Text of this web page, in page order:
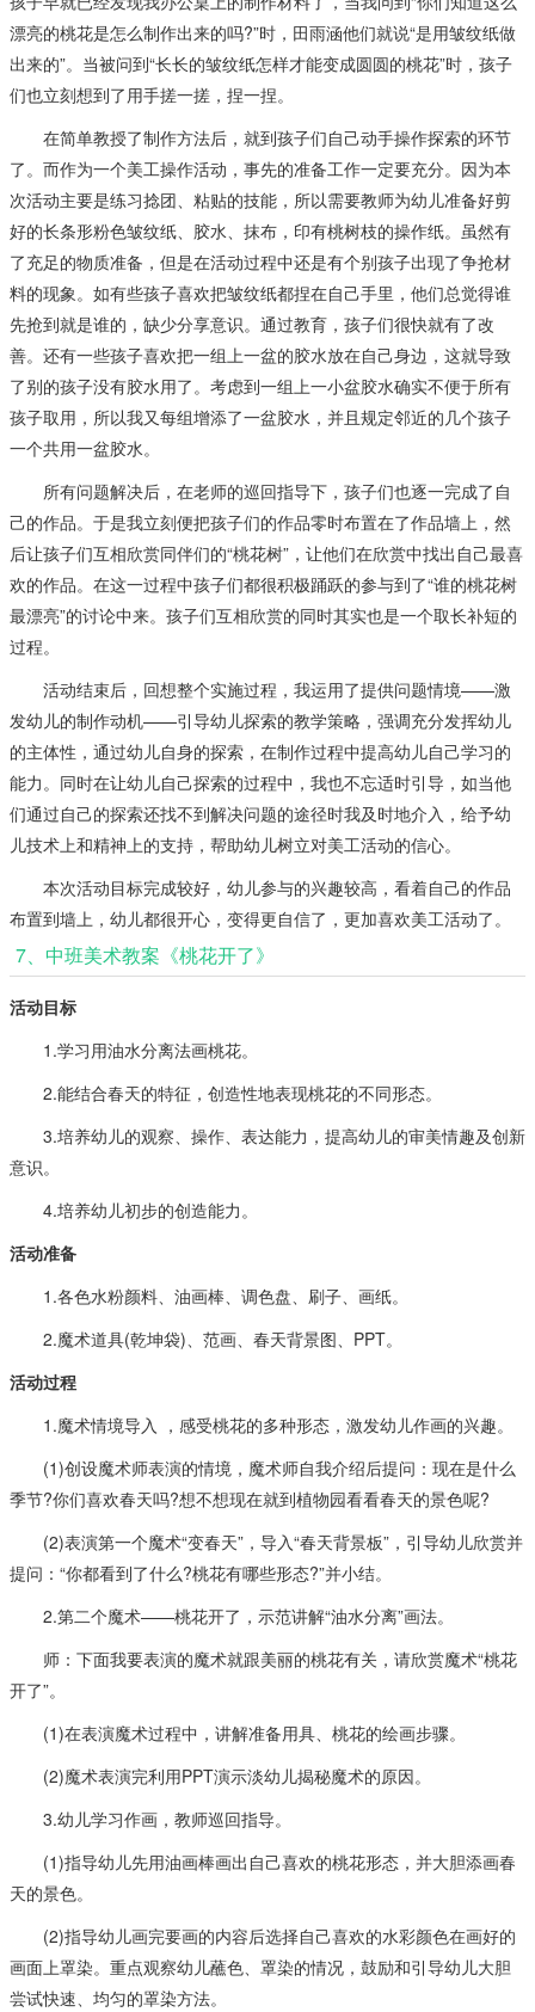
漂亮的桃花是怎么制作出来的吗?”时，田雨涵他们就说“是用皱纹纸做
出来的”。当被问到“长长的皱纹纸怎样才能变成圆圆的桃花”时，孩子
们也立刻想到了用手搓一搓，捏一捏。
在简单教授了制作方法后，就到孩子们自己动手操作探索的环节
了。而作为一个美工操作活动，事先的准备工作一定要充分。因为本
次活动主要是练习捻团、粘贴的技能，所以需要教师为幼儿准备好剪
好的长条形粉色皱纹纸、胶水、抹布，印有桃树枝的操作纸。虽然有
了充足的物质准备，但是在活动过程中还是有个别孩子出现了争抢材
料的现象。如有些孩子喜欢把皱纹纸都捏在自己手里，他们总觉得谁
先抢到就是谁的，缺少分享意识。通过教育，孩子们很快就有了改
善。还有一些孩子喜欢把一组上一盆的胶水放在自己身边，这就导致
了别的孩子没有胶水用了。考虑到一组上一小盆胶水确实不便于所有
孩子取用，所以我又每组增添了一盆胶水，并且规定邻近的几个孩子
一个共用一盆胶水。
所有问题解决后，在老师的巡回指导下，孩子们也逐一完成了自
己的作品。于是我立刻便把孩子们的作品零时布置在了作品墙上，然
后让孩子们互相欣赏同伴们的“桃花树”，让他们在欣赏中找出自己最喜
欢的作品。在这一过程中孩子们都很积极踊跃的参与到了“谁的桃花树
最漂亮”的讨论中来。孩子们互相欣赏的同时其实也是一个取长补短的
过程。
活动结束后，回想整个实施过程，我运用了提供问题情境——激
发幼儿的制作动机——引导幼儿探索的教学策略，强调充分发挥幼儿
的主体性，通过幼儿自身的探索，在制作过程中提高幼儿自己学习的
能力。同时在让幼儿自己探索的过程中，我也不忘适时引导，如当他
们通过自己的探索还找不到解决问题的途径时我及时地介入，给予幼
儿技术上和精神上的支持，帮助幼儿树立对美工活动的信心。
本次活动目标完成较好，幼儿参与的兴趣较高，看着自己的作品
布置到墙上，幼儿都很开心，变得更自信了，更加喜欢美工活动了。
7、中班美术教案《桃花开了》
活动目标
1.学习用油水分离法画桃花。
2.能结合春天的特征，创造性地表现桃花的不同形态。
3.培养幼儿的观察、操作、表达能力，提高幼儿的审美情趣及创新
意识。
4.培养幼儿初步的创造能力。
活动准备
1.各色水粉颜料、油画棒、调色盘、刷子、画纸。
2.魔术道具(乾坤袋)、范画、春天背景图、PPT。
活动过程
1.魔术情境导入 ，感受桃花的多种形态，激发幼儿作画的兴趣。
(1)创设魔术师表演的情境，魔术师自我介绍后提问：现在是什么
季节?你们喜欢春天吗?想不想现在就到植物园看看春天的景色呢?
(2)表演第一个魔术“变春天”，导入“春天背景板”，引导幼儿欣赏并
提问：“你都看到了什么?桃花有哪些形态?”并小结。
2.第二个魔术——桃花开了，示范讲解“油水分离”画法。
师：下面我要表演的魔术就跟美丽的桃花有关，请欣赏魔术“桃花
开了”。
(1)在表演魔术过程中，讲解准备用具、桃花的绘画步骤。
(2)魔术表演完利用PPT演示淡幼儿揭秘魔术的原因。
3.幼儿学习作画，教师巡回指导。
(1)指导幼儿先用油画棒画出自己喜欢的桃花形态，并大胆添画春
天的景色。
(2)指导幼儿画完要画的内容后选择自己喜欢的水彩颜色在画好的
画面上罩染。重点观察幼儿蘸色、罩染的情况，鼓励和引导幼儿大胆
尝试快速、均匀的罩染方法。